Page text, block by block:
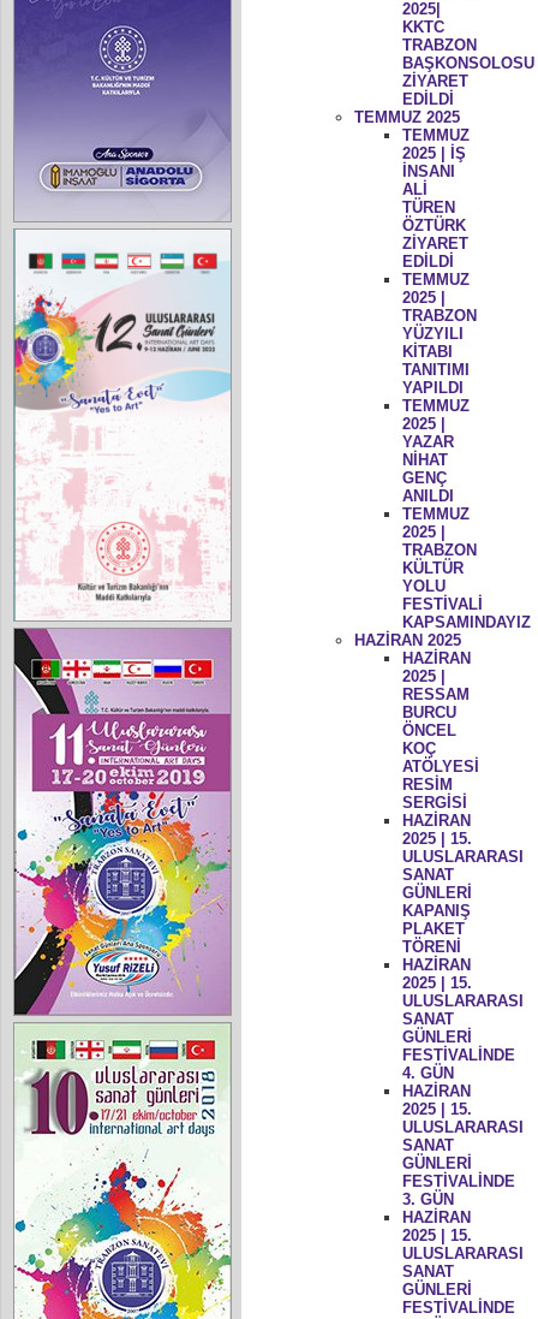
2025|
KKTC
TRABZON
BAŞKONSOLOSU
ZİYARET
EDİLDİ
TEMMUZ 2025
TEMMUZ
2025 | İŞ
İNSANI
ALİ
TÜREN
ÖZTÜRK
ZİYARET
EDİLDİ
TEMMUZ
2025 |
TRABZON
YÜZYILI
KİTABI
TANITIMI
YAPILDI
TEMMUZ
2025 |
YAZAR
NİHAT
GENÇ
ANILDI
TEMMUZ
2025 |
TRABZON
KÜLTÜR
YOLU
FESTİVALİ
KAPSAMINDAYIZ
HAZİRAN 2025
HAZİRAN
2025 |
RESSAM
BURCU
ÖNCEL
KOÇ
ATÖLYESİ
RESİM
SERGİSİ
HAZİRAN
2025 | 15.
ULUSLARARASI
SANAT
GÜNLERİ
KAPANIŞ
PLAKET
TÖRENİ
HAZİRAN
2025 | 15.
ULUSLARARASI
SANAT
GÜNLERİ
FESTİVALİNDE
4. GÜN
HAZİRAN
2025 | 15.
ULUSLARARASI
SANAT
GÜNLERİ
FESTİVALİNDE
3. GÜN
HAZİRAN
2025 | 15.
ULUSLARARASI
SANAT
GÜNLERİ
FESTİVALİNDE